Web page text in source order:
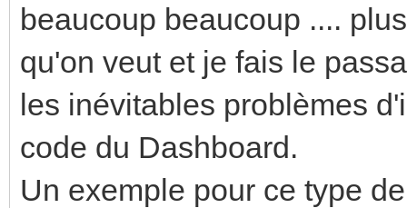
beaucoup beaucoup ....
qu'on veut et je fais le
les inévitables problèmes
code du Dashboard.
Un exemple pour ce type